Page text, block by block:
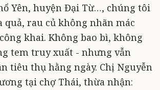
Yên, huyện Đại Từ…, chúng tôi
quả, rau củ không nhãn mác
khai. Không bao bì, không
tem truy xuất - nhưng vẫn
tiêu thụ hằng ngày. Chị Nguyễn
tại chợ Thái, thừa nhận: